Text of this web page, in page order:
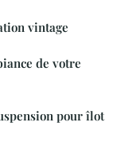
vintage
de votre
pour îlot